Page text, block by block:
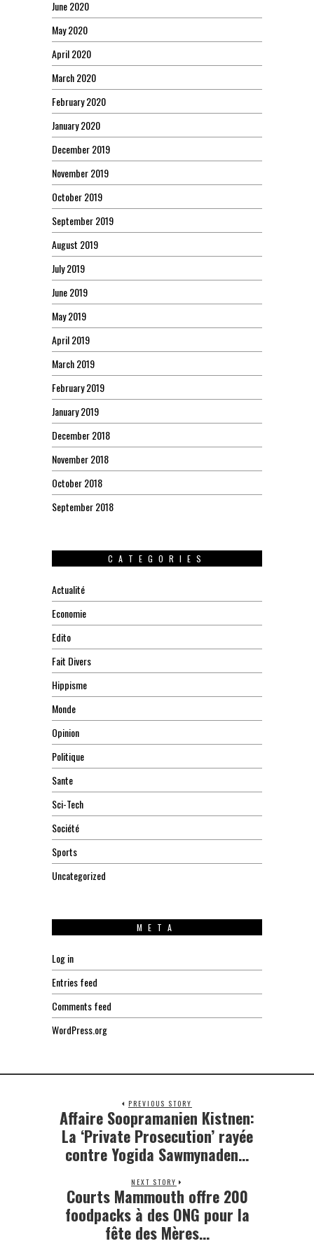
June 2020
May 2020
April 2020
March 2020
February 2020
January 2020
December 2019
November 2019
October 2019
September 2019
August 2019
July 2019
June 2019
May 2019
April 2019
March 2019
February 2019
January 2019
December 2018
November 2018
October 2018
September 2018
CATEGORIES
Actualité
Economie
Edito
Fait Divers
Hippisme
Monde
Opinion
Politique
Sante
Sci-Tech
Société
Sports
Uncategorized
META
Log in
Entries feed
Comments feed
WordPress.org
PREVIOUS STORY
Previous
Affaire Soopramanien Kistnen:
La ‘Private Prosecution’ rayée
contre Yogida Sawmynaden…
NEXT STORY
Next
post:
Courts Mammouth offre 200
foodpacks à des ONG pour la
fête des Mères…